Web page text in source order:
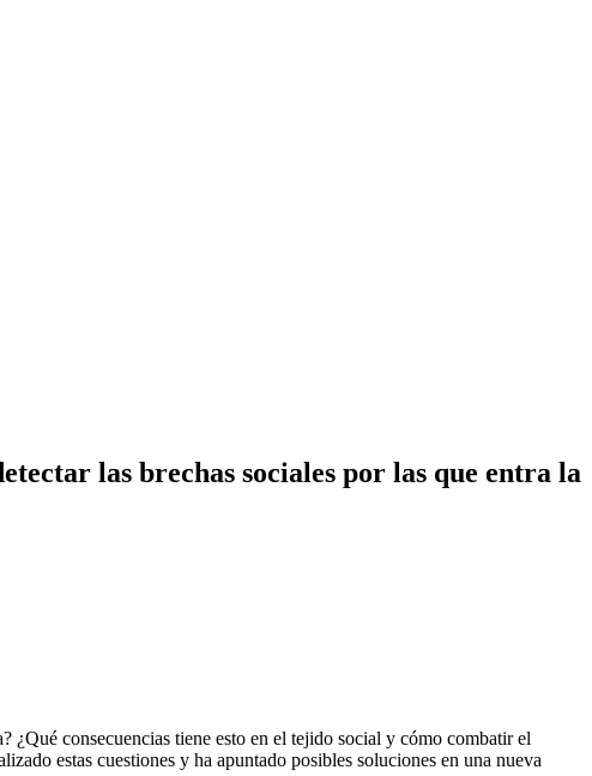
las brechas sociales por las que entra la
¿Qué consecuencias tiene esto en el tejido social y cómo combatir el
estas cuestiones y ha apuntado posibles soluciones en una nueva